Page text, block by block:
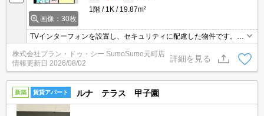
画像：30枚
1階
1K 19.87m²
TVインターフォンを設置し、セキュリティに配慮した物件です。収
で、衣類や日用品の収納に重宝します。雨の日で濡れた上着や傘も
すぐに乾燥できる、浴室乾燥機を備え付けております。駐輪場付き
の物件です。内装に統一感が出る、全居室フローリングの物件で
株式会社プラン・ドゥ・シー SumoSumo元町店
情報更新日 2026/08/02
詳細を見る
新築 賃貸アパート ルナ テラス 甲子園